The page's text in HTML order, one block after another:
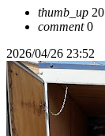
thumb_up 20
comment0
2026/04/26 23:52